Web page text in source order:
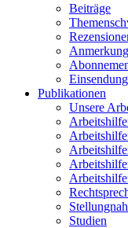
Beiträge
Publikationen
Unsere
Studien